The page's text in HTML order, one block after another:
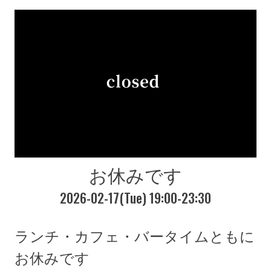
お休みです
2026-02-17(Tue) 19:00-23:30
ランチ・カフェ・バータイムともに
お休みです